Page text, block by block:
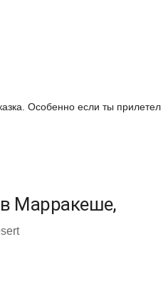
Особенно если ты прилетел
Марракеше,